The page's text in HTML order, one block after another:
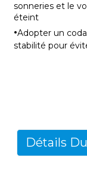
sonneries et le
éteint
·Adopter un
stabilité pour
Détails